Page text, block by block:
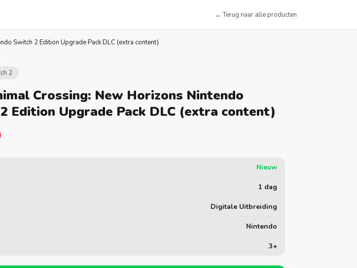
← Terug naar alle producten
Switch 2 Edition Upgrade Pack DLC (extra content)
2
Crossing: New Horizons Nintendo
Edition Upgrade Pack DLC (extra content)
Nieuw
1 dag
Digitale Uitbreiding
Nintendo
3+